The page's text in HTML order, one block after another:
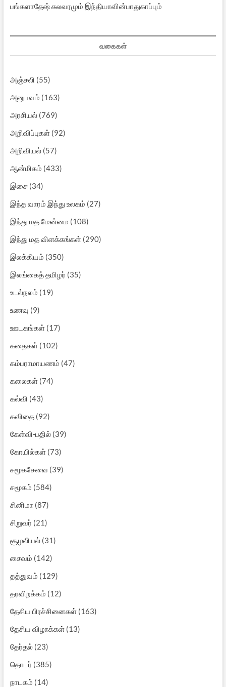
பங்களாதேஷ் கலவரமும் இந்தியாவின்பாதுகாப்பும்
வகைகள்
அஞ்சலி (55)
அனுபவம் (163)
அரசியல்(769)
அறிவிப்புகள்(92)
அறிவியல்(57)
ஆன்மிகம் (433)
இசை(34)
இந்த வாரம் இந்து உலகம் (27)
இந்து மத மேன்மை (108)
இந்து மத விளக்கங்கள்(290)
இலக்கியம் (350)
இலங்கைத் தமிழர் (35)
உடல்நலம் (19)
உணவு (9)
ஊடகங்கள்(17)
கதைகள்(102)
கம்பராமாயணம் (47)
கலைகள்(74)
கல்வி (43)
கவிதை(92)
கேள்வி-பதில்(39)
கோயில்கள்(73)
சமூகசேவை (39)
சமூகம் (584)
சினிமா (87)
சிறுவர் (21)
சூழலியல்(31)
சைவம் (142)
தத்துவம் (129)
தரவிறக்கம் (12)
தேசிய பிரச்சினைகள்(163)
தேசிய விழாக்கள்(13)
தேர்தல்(23)
தொடர் (385)
நாடகம் (14)